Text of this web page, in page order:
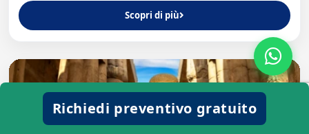
Scopri di più
Richiedi preventivo gratuito